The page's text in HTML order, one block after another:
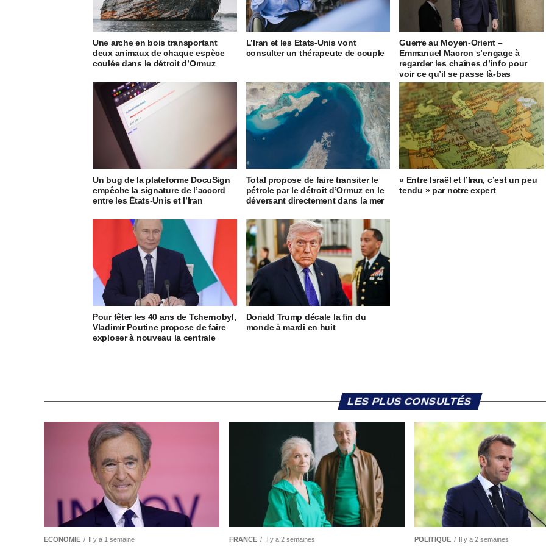
Une arche en bois transportant
deux animaux de chaque espèce
coulée dans le détroit d’Ormuz
L’Iran et les Etats-Unis vont
consulter un thérapeute de couple
Guerre au Moyen-Orient –
Emmanuel Macron s’engage à
regarder les chaînes d’info pour
voir ce qu’il se passe là-bas
Un bug de la plateforme DocuSign
empêche la signature de l’accord
entre les États-Unis et l’Iran
Total propose de faire transiter le
pétrole par le détroit d’Ormuz en le
déversant directement dans la mer
« Entre Israël et l’Iran, c’est un peu
tendu » par notre expert
Pour fêter les 40 ans de Tchernobyl,
Vladimir Poutine propose de faire
exploser à nouveau la centrale
Donald Trump décale la fin du
monde à mardi en huit
LES PLUS CONSULTÉS
ECONOMIE Il y a 1 semaine FRANCE Il y a 2 semaines POLITIQUE Il y a 2 semaines